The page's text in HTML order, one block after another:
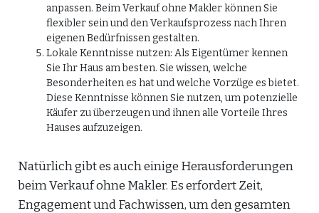
anpassen. Beim Verkauf ohne Makler können Sie
flexibler sein und den Verkaufsprozess nach Ihren
eigenen Bedürfnissen gestalten.
Lokale Kenntnisse nutzen: Als Eigentümer kennen
Sie Ihr Haus am besten. Sie wissen, welche
Besonderheiten es hat und welche Vorzüge es bietet.
Diese Kenntnisse können Sie nutzen, um potenzielle
Käufer zu überzeugen und ihnen alle Vorteile Ihres
Hauses aufzuzeigen.
Natürlich gibt es auch einige Herausforderungen
beim Verkauf ohne Makler. Es erfordert Zeit,
Engagement und Fachwissen, um den gesamten